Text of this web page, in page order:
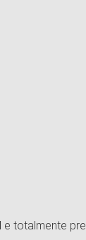
totalmente